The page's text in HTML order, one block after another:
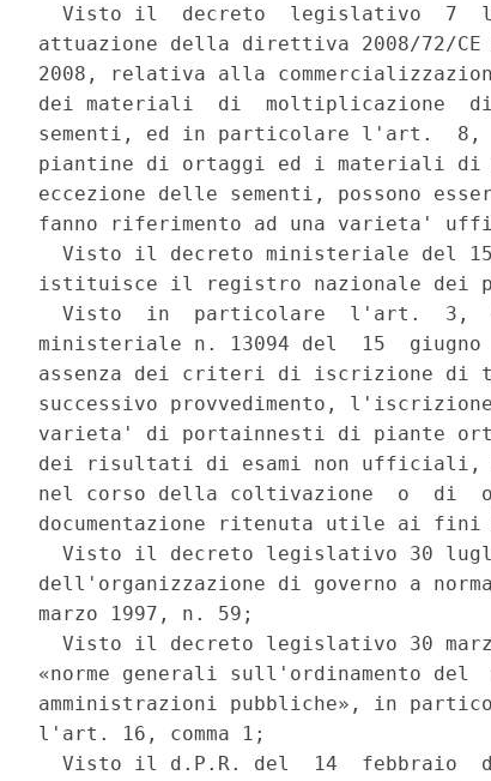
Visto il  decreto  legislativo  7
attuazione della direttiva 2008/72/
2008, relativa alla
dei materiali  di  moltiplicazione
sementi, ed in particolare l'art.  8,
piantine di ortaggi ed i materiali di
eccezione delle sementi, possono
fanno riferimento ad una varieta'
Visto il decreto ministeriale del
istituisce il registro nazionale dei
Visto  in  particolare  l'art.  3,
ministeriale n. 13094 del  15
assenza dei criteri di iscrizione
successivo provvedimento,
varieta' di portainnesti di piante
dei risultati di esami non ufficiali,
nel corso della coltivazione  o  di
documentazione ritenuta utile ai fini
Visto il decreto legislativo 30
dell'organizzazione di governo a
marzo 1997, n. 59;
Visto il decreto legislativo 30
«norme generali sull'ordinamento
amministrazioni pubbliche», in
l'art. 16, comma 1;
Visto il d.P.R. del  14  febbraio